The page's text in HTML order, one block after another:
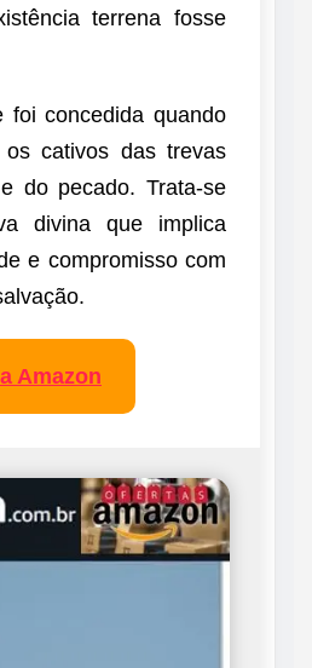
terrena fosse
foi concedida quando
os cativos das trevas
do pecado. Trata-se
divina que implica
e compromisso com
Amazon